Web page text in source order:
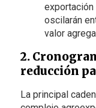
oscilarán
valor
2.
reducción
La principal